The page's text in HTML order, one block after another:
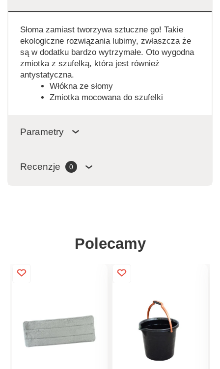
Słoma zamiast tworzywa sztuczne go! Takie
ekologiczne rozwiązania lubimy, zwłaszcza że
są w dodatku bardzo wytrzymałe. Oto wygodna
zmiotka z szufelką, która jest również
antystatyczna.
Włókna ze słomy
Zmiotka mocowana do szufelki
Parametry
Recenzje 0
Polecamy